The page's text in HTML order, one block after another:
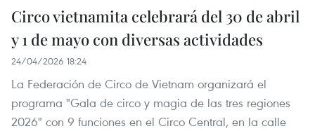
Circo vietnamita celebrará del 30 de abril
y 1 de mayo con diversas actividades
24/04/2026 18:24
La Federación de Circo de Vietnam organizará el
programa "Gala de circo y magia de las tres regiones
2026" con 9 funciones en el Circo Central, en la calle